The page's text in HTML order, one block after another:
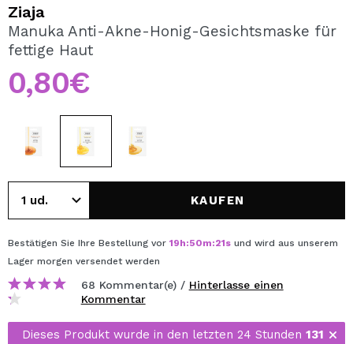
REGISTRIEREN
Durch die Erstellung eines Kontos bei Maquillalia.de
können Sie Ihre Einkäufe schnell tätigen, den Status Ihrer
Bestellungen überprüfen und Ihre bisherigen Vorgänge
einsehen.
BENUTZERKONTO ERSTELLEN
Ziaja
Manuka Anti-Akne-Honig-Gesichtsmaske für
fettige Haut
0,80€
KAUFEN
Bestätigen Sie Ihre Bestellung vor 19h:50m:21s und wird aus unserem
Lager morgen versendet werden
68 Kommentar(e) / Hinterlasse einen
Kommentar
Dieses Produkt wurde in den letzten 24 Stunden 131